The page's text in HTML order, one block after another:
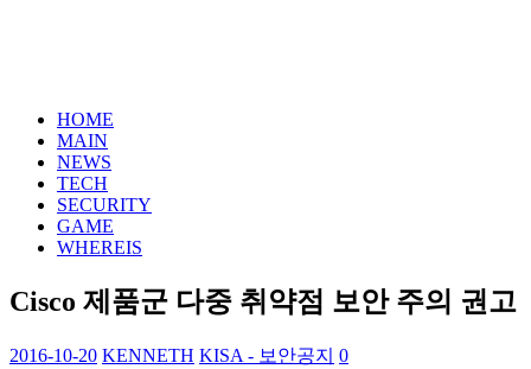
HOME
MAIN
NEWS
TECH
SECURITY
GAME
WHEREIS
Cisco 제품군 다중 취약점 보안 주의 권고
2016-10-20 KENNETH KISA - 보안공지 0